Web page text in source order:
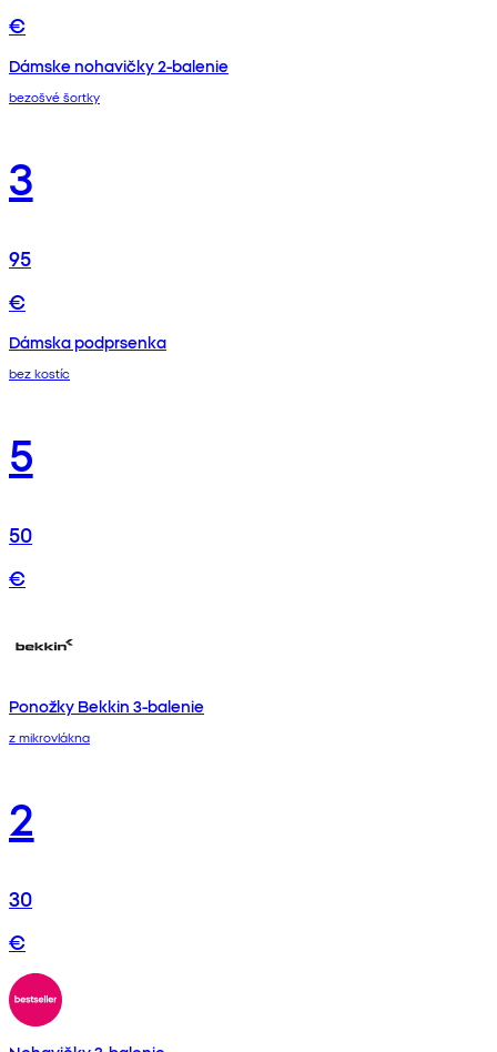
€
Dámske nohavičky 2-balenie
bezošvé šortky
3
95
€
Dámska podprsenka
bez kostíc
5
50
€
Ponožky Bekkin 3-balenie
z mikrovlákna
2
30
€